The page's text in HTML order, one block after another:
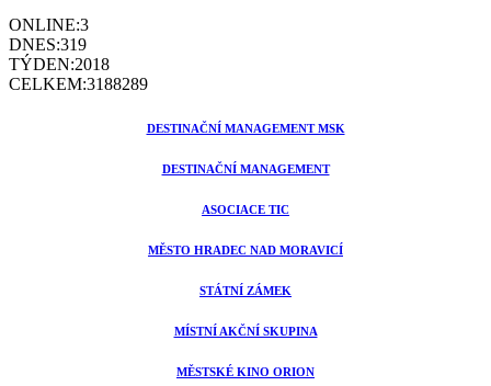
ONLINE:3
DNES:319
TÝDEN:2018
CELKEM:3188289
DESTINAČNÍ MANAGEMENT MSK
DESTINAČNÍ MANAGEMENT
ASOCIACE TIC
MĚSTO HRADEC NAD MORAVICÍ
STÁTNÍ ZÁMEK
MÍSTNÍ AKČNÍ SKUPINA
MĚSTSKÉ KINO ORION